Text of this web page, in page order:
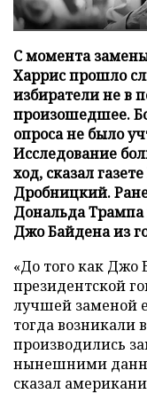
С момента
Харрис прошло
избиратели не в
произошедшее.
опроса не было
Исследование
ход, сказал
Дробницкий.
Дональда Трампа
Джо Байдена из
«До того как
президентской
лучшей заменой
тогда возникали
производились
нынешними
сказал